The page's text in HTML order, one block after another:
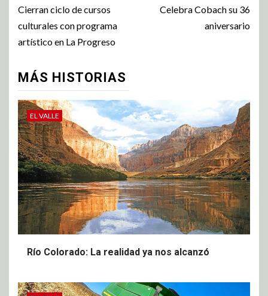
Cierran ciclo de cursos
culturales con programa
artístico en La Progreso
Celebra Cobach su 36
aniversario
MÁS HISTORIAS
EL VALLE
Río Colorado: La realidad ya nos alcanzó